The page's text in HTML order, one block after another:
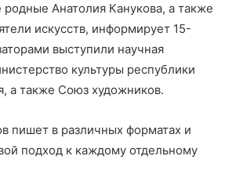
родные Анатолия Канукова, а также
искусств, информирует 15-
выступили научная
культуры республики
а также Союз художников.
пишет в различных форматах и
подход к каждому отдельному